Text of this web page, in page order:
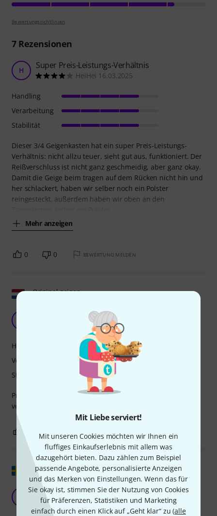
Mit Liebe serviert!
Mit unseren Cookies möchten wir Ihnen ein
fluffiges Einkaufserlebnis mit allem was
dazugehört bieten. Dazu zählen zum Beispiel
passende Angebote, personalisierte Anzeigen
und das Merken von Einstellungen. Wenn das für
Sie okay ist, stimmen Sie der Nutzung von Cookies
für Präferenzen, Statistiken und Marketing
einfach durch einen Klick auf „Geht klar“ zu (alle
Bewertungsrichtlinien
7Rezensionen
H Super Preis-Leistungs-Verhältnis
HeiHei 16.03.2025
Dieser 3/4 Geigenkasten hat ein super Preis-Leistungs-
Verhältnis: nicht allzu teuer, sieht gut aus, funktioniert. Der
Reißverschluss ist nicht ganz geschmeidig, aber ganz okay.
Damit die Geige beim tragen auf dem Rücken nicht hin und
her schlackert, haben wir selber noch ein Polster
reingesteckt. außerdem haben wir oben an den
Mehr anzeigen
Handling
Verarbeitung
Stabilität
0 0 BEWERTUNG MELDEN
Original zeigen
G.B.. 08.11.2021
Preiswerter, aber dennoch sehr robuster und hochwertig
verarbeiteter Koffer. Absolut empfehlenswert.
Handling
Verarbeitung
Stabilität
Original zeigen
Wunderbar
Afsi 05.09.2022